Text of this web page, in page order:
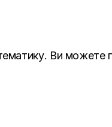
Ви